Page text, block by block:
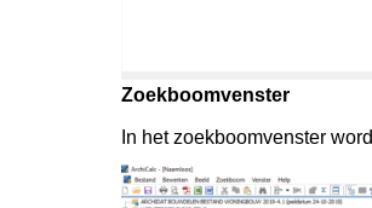
Zoekboomvenster
In het zoekboomvenster